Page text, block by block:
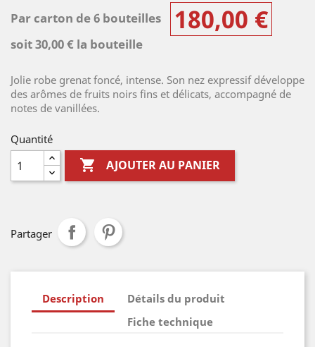
Par carton de 6 bouteilles 180,00 €
soit 30,00 € la bouteille
Jolie robe grenat foncé, intense. Son nez expressif développe
des arômes de fruits noirs fins et délicats, accompagné de
notes de vanillées.
Quantité
 AJOUTER AU PANIER
Partager
Description
Détails du produit
Fiche technique